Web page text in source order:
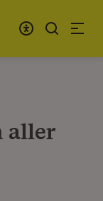
aller